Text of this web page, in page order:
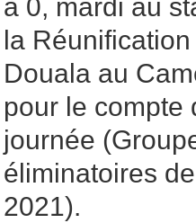
à 0, mardi au
la
Douala au
pour le compte
journée
éliminatoires
2021).